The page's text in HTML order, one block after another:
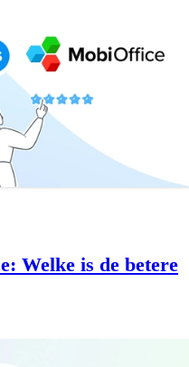
Welke is de betere